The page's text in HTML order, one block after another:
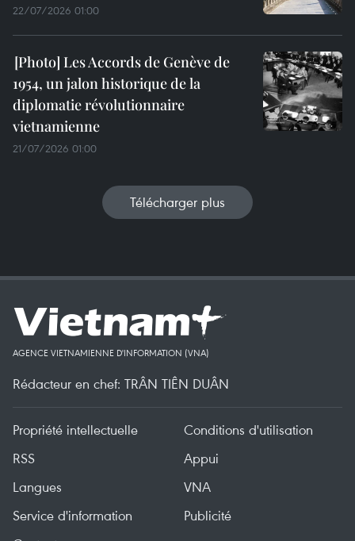
22/07/2026 01:00
Les Accords de Genève de
1954, un jalon historique de la
diplomatie révolutionnaire
vietnamienne
21/07/2026 01:00
Télécharger plus
AGENCE VIETNAMIENNE D'INFORMATION (VNA)
Rédacteur en chef: TRÂN TIÊN DUÂN
Propriété intellectuelle
Conditions d'utilisation
RSS
Appui
Langues
VNA
Service d'information
Publicité